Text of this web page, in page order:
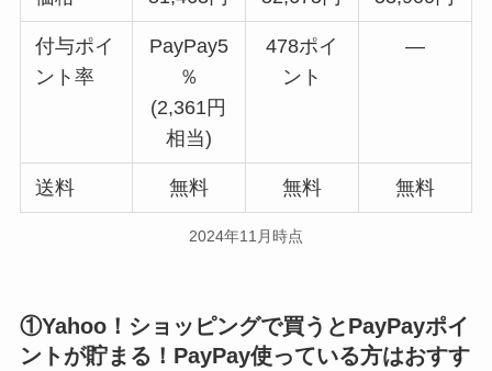
付与ポイ
ント率
PayPay5
％
(2,361円
相当)
478ポイ
ント
―
送料 無料 無料 無料
2024年11月時点
①Yahoo！ショッピングで買うとPayPayポイ
ントが貯まる！PayPay使っている方はおすす